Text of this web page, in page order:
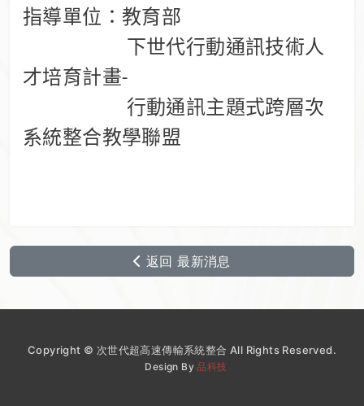
指導單位：教育部
下世代行動通訊技術人
才培育計畫-
行動通訊主題式跨層次
系統整合教學聯盟
返回 最新消息
Copyright © 次世代超高速傳輸系統整合 All Rights Reserved.
Design By品科技